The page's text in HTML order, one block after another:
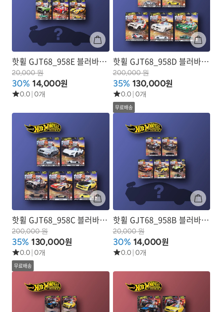
핫휠 GJT68_958E 블러바드
2025 시리즈5
20,000 원
30% 14,000원
0.0 0개
핫휠 GJT68_958D 블러바드
2025 시리즈4 박스 세트 (총
10ea)
200,000 원
35% 130,000원
0.0 0개
무료배송
핫휠 GJT68_958C 블러바드
2025 시리즈3 박스 세트 (총
10ea)
200,000 원
35% 130,000원
0.0 0개
무료배송
핫휠 GJT68_958B 블러바드
2025 시리즈2
20,000 원
30% 14,000원
0.0 0개